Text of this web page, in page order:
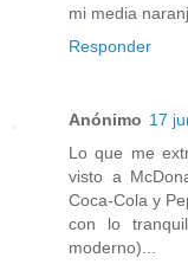
mi media
Responder
Anónimo 17
Lo que me
visto a
Coca-Cola y
con lo
moderno)...